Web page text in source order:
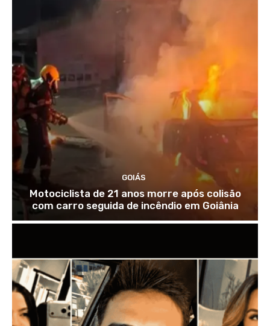
GOIÁS
Motociclista de 21 anos morre após colisão
com carro seguida de incêndio em Goiânia